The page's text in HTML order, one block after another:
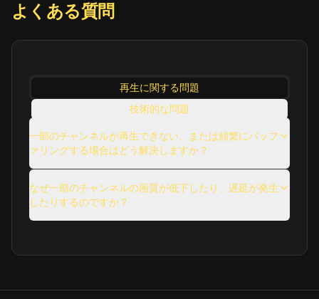
よくある質問
再生に関する問題
技術的な問題
使用に関する問題
その他の一般的な質問
一部のチャンネルが再生できない、または頻繁にバッフ
ァリングする場合はどう解決しますか？
なぜ一部のチャンネルの画質が低下したり、遅延が発生
したりするのですか？